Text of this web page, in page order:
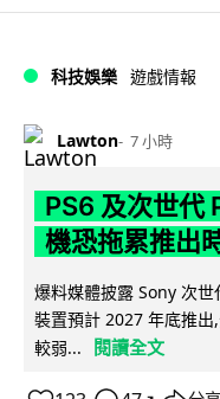
科技娛樂 遊戲情報
Lawton 7 小時
PS6 及次世代
機恐拖累推出
爆料媒體披露 Sony 次世
裝置預計 2027 年底推
較弱...
閱讀全文